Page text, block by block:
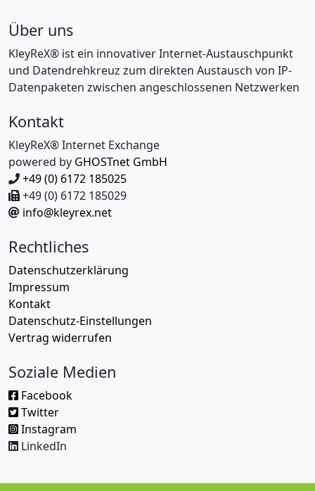
Über uns
KleyReX® ist ein innovativer Internet-Austauschpunkt
und Datendrehkreuz zum direkten Austausch von IP-
Datenpaketen zwischen angeschlossenen Netzwerken
Kontakt
KleyReX® Internet Exchange
powered by GHOSTnet GmbH
+49 (0) 6172 185025
+49 (0) 6172 185029
info@kleyrex.net
Rechtliches
Datenschutzerklärung
Impressum
Kontakt
Datenschutz-Einstellungen
Vertrag widerrufen
Soziale Medien
Facebook
Twitter
Instagram
LinkedIn